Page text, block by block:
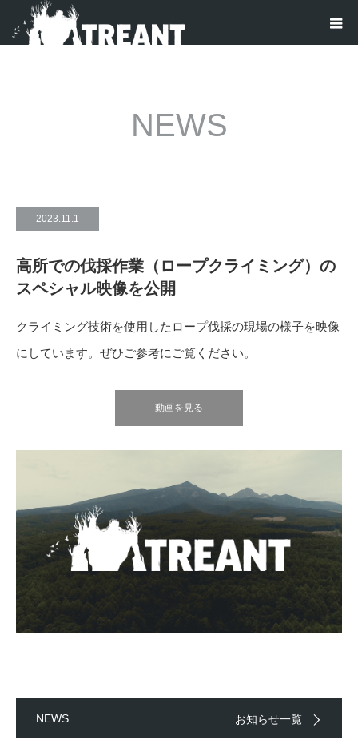
NEWS
2023.11.1
高所での伐採作業（ロープクライミング）の
スペシャル映像を公開
クライミング技術を使用したロープ伐採の現場の様子を映像
にしています。ぜひご参考にご覧ください。
動画を見る
NEWS お知らせ一覧